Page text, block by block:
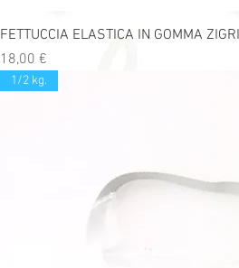
FETTUCCIA ELASTICA IN GOMMA
Precio
18,00 €
1/2 kg.